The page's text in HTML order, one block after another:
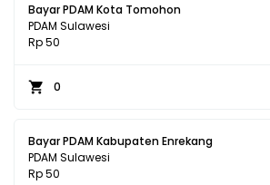
Bayar PDAM Kota Tomohon
PDAM Sulawesi
Rp 50
0
Bayar PDAM Kabupaten Enrekang
PDAM Sulawesi
Rp 50